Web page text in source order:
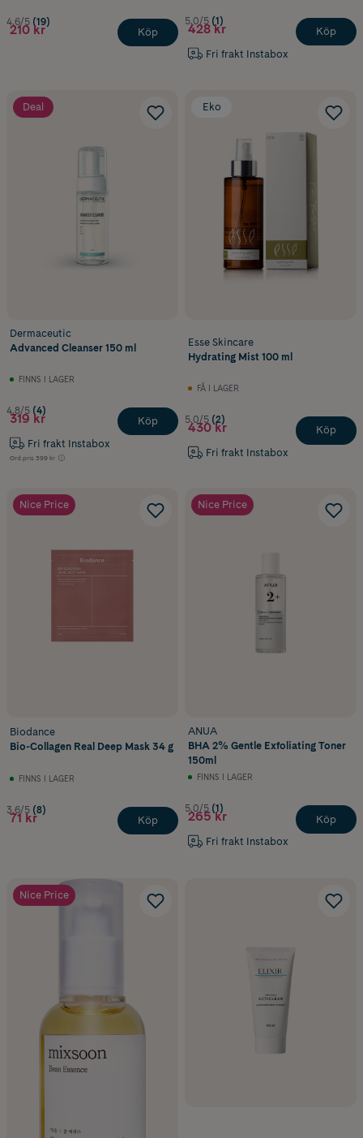
4.6/5 (19)
210 kr Köp
5.0/5 (1)
428 kr
Fri frakt Instabox
Köp
Deal
Dermaceutic
Advanced Cleanser 150 ml
FINNS I LAGER
4.8/5 (4)
319 kr
Fri frakt Instabox
Ord.pris 399 kr
Köp
Eko
Esse Skincare
Hydrating Mist 100 ml
FÅ I LAGER
5.0/5 (2)
430 kr
Fri frakt Instabox
Köp
Nice Price
Biodance
Bio-Collagen Real Deep Mask 34 g
FINNS I LAGER
3.6/5 (8)
71 kr Köp
Nice Price
ANUA
BHA 2% Gentle Exfoliating Toner
150ml
FINNS I LAGER
5.0/5 (1)
265 kr
Fri frakt Instabox
Köp
Nice Price